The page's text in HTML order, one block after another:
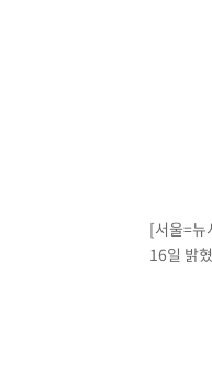
[속보]원·달러
"여기 떨어졌
손흥민, 5경기
내일까지 39도
[서울=뉴
16일 밝